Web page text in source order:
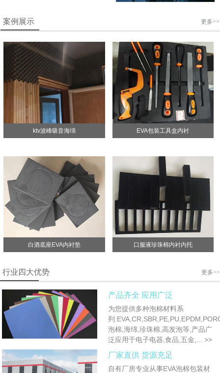
案例展示 更多>>
ktv波峰吸音海绵 EVA包装工具盒内衬
白酒底座EVA内衬垫 口服液珍珠棉内衬内托
行业四大优势 更多>>
产品齐全 应用广泛
为您提供多种泡棉材料系
列
泡棉,海绵,珍珠棉,高发泡等,产品广
泛应用于电子电器,食品,五金,... >>
厂家直供 货源充足
自有厂房专业从事EVA泡棉包装材